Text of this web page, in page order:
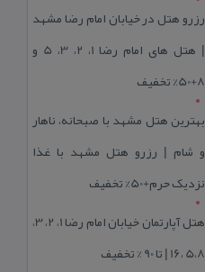
رزرو هتل در خیابان امام رضا مشهد
| هتل‌ های امام رضا 1، 2، 3، 5 و
8+50% تخفیف
بهترین هتل مشهد با صبحانه، ناهار
و شام | رزرو هتل مشهد با غذا
نزدیک حرم+50% تخفیف
هتل آپارتمان خیابان امام رضا 1، 2، 3،
5،8 ،16 | تا 90 % تخفیف